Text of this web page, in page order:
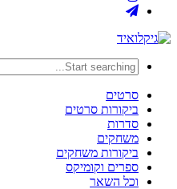
סרטים
ביקורות סרטים
סדרות
משחקים
ביקורות משחקים
ספרים וקומיקס
וכל השאר